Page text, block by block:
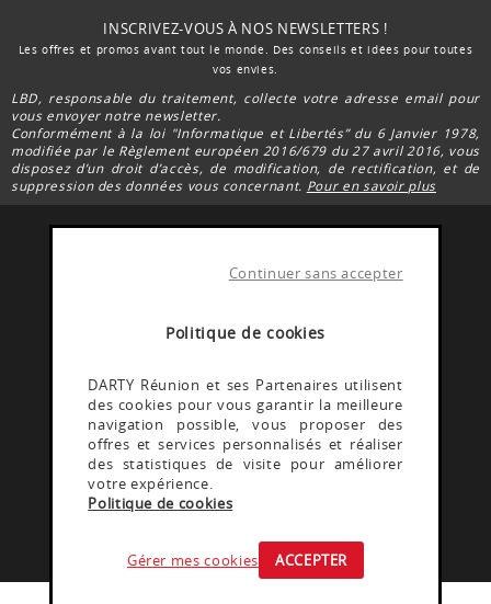
Politique de cookies
Continuer sans accepter
DARTY Réunion et ses Partenaires utilisent
des cookies pour vous garantir la meilleure
navigation possible, vous proposer des
offres et services personnalisés et réaliser
des statistiques de visite pour améliorer
votre expérience.
Politique de cookies
Gérer mes cookies ACCEPTER
INSCRIVEZ-VOUS À NOS NEWSLETTERS !
Les offres et promos avant tout le monde. Des conseils et idées pour toutes
vos envies.
LBD, responsable du traitement, collecte votre adresse email pour
vous envoyer notre newsletter.
Conformément à la loi "Informatique et Libertés” du 6 Janvier 1978,
modifiée par le Règlement européen 2016/679 du 27 avril 2016, vous
disposez d’un droit d’accès, de modification, de rectification, et de
suppression des données vous concernant. Pour en savoir plus
FACEBOOK DARTY
Rejoignez la communauté Darty Réunion
INSTAGRAM DARTY
Découvrez les coulisses @Dartyreunion
YOUTUBE DARTY
Rejoignez la communauté Darty reunion